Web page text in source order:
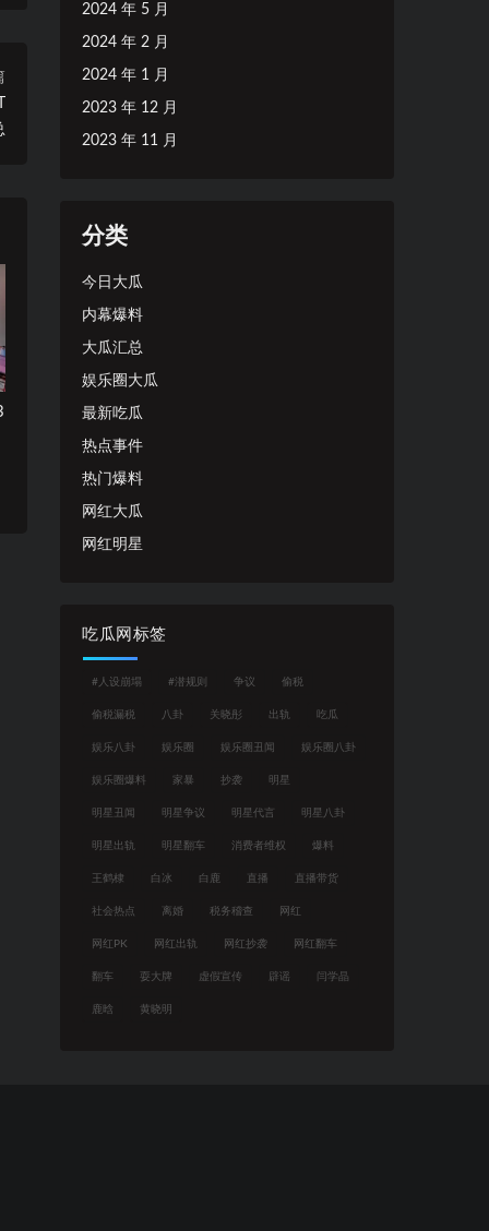
2024 年 5 月
2024 年 2 月
2024 年 1 月
2023 年 12 月
2023 年 11 月
分类
今日大瓜
内幕爆料
大瓜汇总
娱乐圈大瓜
最新吃瓜
热点事件
热门爆料
网红大瓜
网红明星
吃瓜网标签
#人设崩塌 #潜规则 争议 偷税
偷税漏税 八卦 关晓彤 出轨 吃瓜
娱乐八卦 娱乐圈 娱乐圈丑闻 娱乐圈八卦
娱乐圈爆料 家暴 抄袭 明星
明星丑闻 明星争议 明星代言 明星八卦
明星出轨 明星翻车 消费者维权 爆料
王鹤棣 白冰 白鹿 直播 直播带货
社会热点 离婚 税务稽查 网红
网红PK 网红出轨 网红抄袭 网红翻车
翻车 耍大牌 虚假宣传 辟谣 闫学晶
鹿晗 黄晓明